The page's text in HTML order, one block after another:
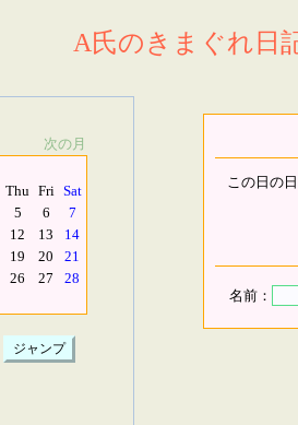
A氏のきまぐれ日
次の月
Thu Fri Sat
5 6
7
12 13
14
19 20
21
26 27
28
この日の
名前：